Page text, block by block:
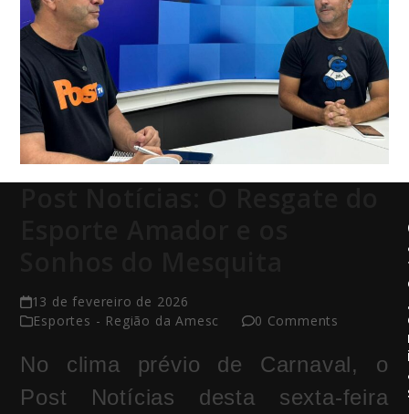
13 de fevereiro de 2026
Esportes - Região da Amesc
0 Comments
No clima prévio de Carnaval, o
Post Notícias desta sexta-feira